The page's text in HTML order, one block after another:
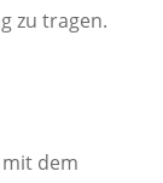
zu tragen.
dem